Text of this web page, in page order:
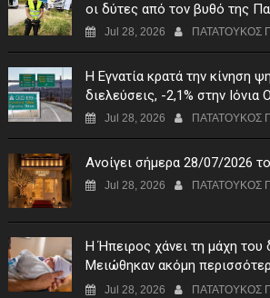
οι δύτες από τον βυθό της
Jul 28, 2026 ΠΑΤΑΤΟΥΚΟΣ
Η Εγνατία κρατά την κίνηση
διελεύσεις, -2,1% στην Ιόνια
Jul 28, 2026 ΠΑΤΑΤΟΥΚΟΣ
Ανοίγει σήμερα 28/07/2026
Jul 28, 2026 ΠΑΤΑΤΟΥΚΟΣ
Η Ήπειρος χάνει τη μάχη του
Μειώθηκαν ακόμη
πρώτο τρίμηνο του 2026
Jul 28, 2026 ΠΑΤΑΤΟΥΚΟΣ